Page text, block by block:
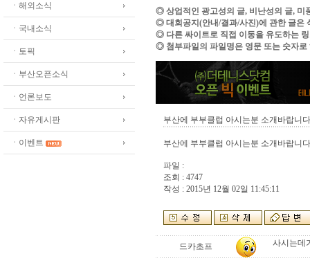
ㆍ해외소식
ㆍ국내소식
ㆍ토픽
ㆍ부산오픈소식
ㆍ언론보도
ㆍ자유게시판
ㆍ이벤트
◎ 상업적인 광고성의 글, 비난성의 글, 미
◎ 대회공지(안내/결과/사진)에 관한 글은
◎ 다른 싸이트로 직접 이동을 유도하는
◎ 첨부파일의 파일명은 영문 또는 숫자로
부산에 부부클럽 아시는분 소개바랍니다
부산에 부부클럽 아시는분 소개바랍니다
파일 :
조회 : 4747
작성 : 2015년 12월 02일 11:45:11
드카초프 사시는데